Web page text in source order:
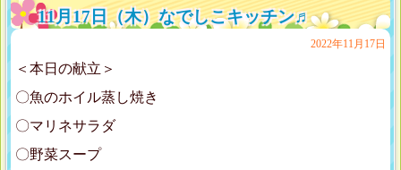
11月17日（木）なでしこキッチン♬
2022年11月17日
＜本日の献立＞
〇魚のホイル蒸し焼き
〇マリネサラダ
〇野菜スープ